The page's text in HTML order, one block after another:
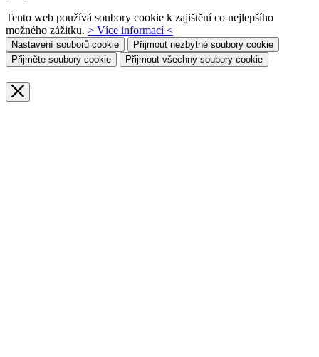
Tento web používá soubory cookie k zajištění co nejlepšího
možného zážitku. > Více informací <
Nastavení souborů cookie
Přijmout nezbytné soubory cookie
Přijměte soubory cookie
Přijmout všechny soubory cookie